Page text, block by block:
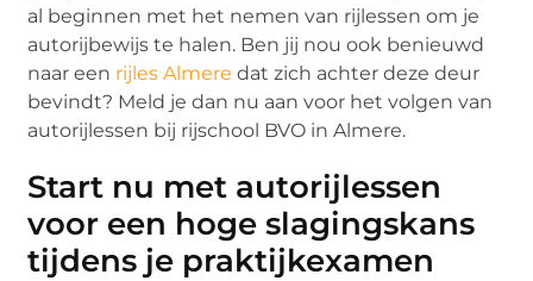
al beginnen met het nemen van rijlessen om je
autorijbewijs te halen. Ben jij nou ook benieuwd
naar een rijles Almere dat zich achter deze deur
bevindt? Meld je dan nu aan voor het volgen van
autorijlessen bij rijschool BVO in Almere.
Start nu met autorijlessen
voor een hoge slagingskans
tijdens je praktijkexamen